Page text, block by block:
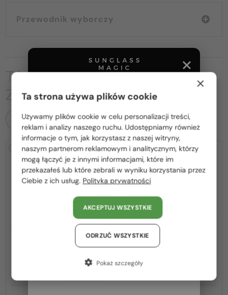
Przewodnik wyborczy
TO MOŻE CIĘ RÓWNIEŻ
ZAINTERESOWAĆ
WSZYSTKIE PRODUKTY
2-4 DNI
Z SOCZEWKĄ MONOFOKALNĄ
Optična okvirja
540 PLN
2-4 DNI
Z SOCZEWKĄ MONOFOKALNĄ
PLUS 275 PLN
Moncler—Optična okvirja
Proszę wybierz z listy odpowiedni dla Ciebie kraj:
Polska / PL
România / RO
Magyarország / HU
United Arab Emirates / EN
Austria / AT
Niemcy / DE
×
Ta strona używa plików cookie
Używamy plików cookie w celu personalizacji treści,
reklam i analizy naszego ruchu. Udostępniamy również
informacje o tym, jak korzystasz z naszej witryny,
naszym partnerom reklamowym i analitycznym, którzy
mogą łączyć je z innymi informacjami, które im
przekazałeś lub które zebrali w wyniku korzystania przez
Ciebie z ich usług. Polityka prywatności
AKCEPTUJ WSZYSTKIE
ODRZUĆ WSZYSTKIE
Pokaż szczegóły